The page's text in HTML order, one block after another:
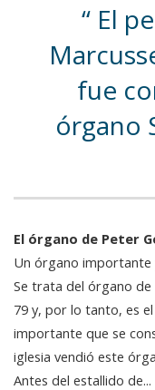
El
fue
órgano
El órgano de Peter
Un órgano importante
Se trata del órgano
79 y, por lo tanto, es
importante que se
iglesia vendió este
Antes del estallido de...